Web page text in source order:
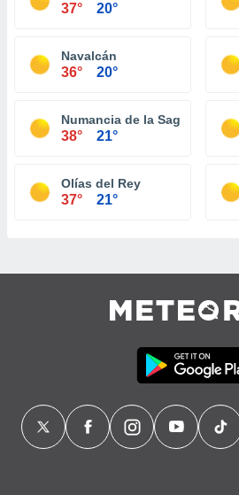
37° 20°
Navalcán
36° 20°
Numancia de la Sagra
38° 21°
Olías del Rey
37° 21°